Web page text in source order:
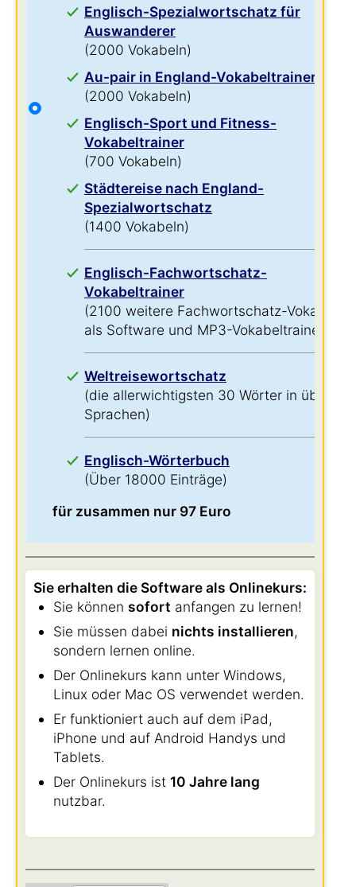
Englisch-Spezialwortschatz für
Auswanderer
(2000 Vokabeln)
Au-pair in England-Vokabeltrainer
(2000 Vokabeln)
Englisch-Sport und Fitness-
Vokabeltrainer
(700 Vokabeln)
Städtereise nach England-
Spezialwortschatz
(1400 Vokabeln)
Englisch-Fachwortschatz-
Vokabeltrainer
(2100 weitere Fachwortschatz-Vokabeln
als Software und MP3-Vokabeltrainer)
Weltreisewortschatz
(die allerwichtigsten 30 Wörter in über 60
Sprachen)
Englisch-Wörterbuch
(Über 18000 Einträge)
für zusammen nur 97 Euro
Sie erhalten die Software als Onlinekurs:
Sie können sofort anfangen zu lernen!
Sie müssen dabei nichts installieren,
sondern lernen online.
Der Onlinekurs kann unter Windows,
Linux oder Mac OS verwendet werden.
Er funktioniert auch auf dem iPad,
iPhone und auf Android Handys und
Tablets.
Der Onlinekurs ist 10 Jahre lang
nutzbar.